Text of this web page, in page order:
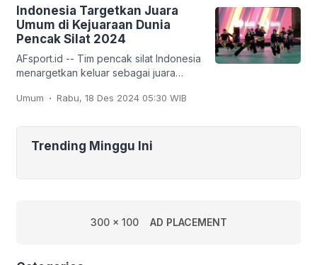
Indonesia Targetkan Juara
Umum di Kejuaraan Dunia
Pencak Silat 2024
AFsport.id -- Tim pencak silat Indonesia
menargetkan keluar sebagai juara
Silat ke-20 dan Kejuaraan Dunia
Umum . Rabu, 18 Des 2024 05:30 WIB
Trending Minggu Ini
300 x 100 AD PLACEMENT